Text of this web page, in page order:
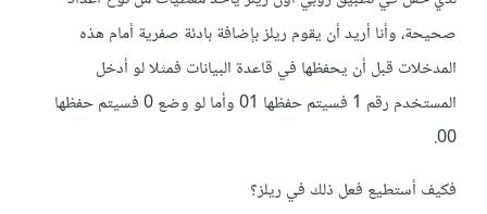
صحيحة، وأنا أريد أن يقوم ريلز بإضافة بادئة صفرية أمام هذه
المدخلات قبل أن يحفظها في قاعدة البيانات فمثلا لو أدخل
المستخدم رقم 1 فسيتم حفظها 01 وأما لو وضع 0 فسيتم حفظها
00.
فكيف أستطيع فعل ذلك في ريلز؟